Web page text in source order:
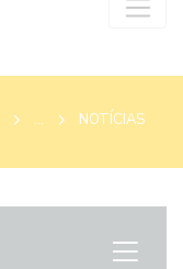
... NOTÍCIAS